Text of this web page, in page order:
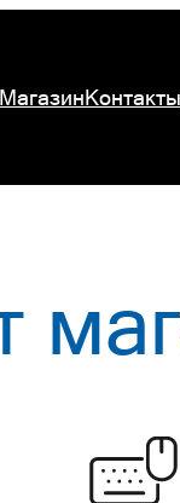
МагазинКонтакты